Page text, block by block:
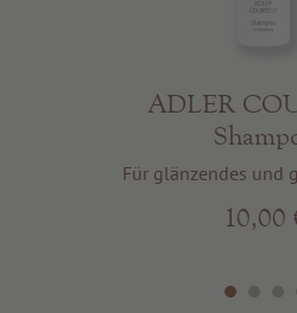
ADLER
Für glänzendes und
10,00